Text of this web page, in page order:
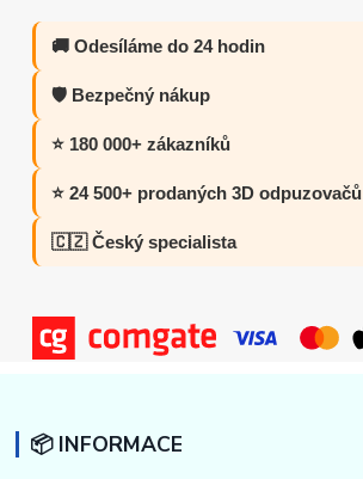
🚚 Odesíláme do 24 hodin
🛡️ Bezpečný nákup
⭐ 180 000+ zákazníků
⭐ 24 500+ prodaných 3D odpuzovačů
🇨🇿 Český specialista
📦 INFORMACE